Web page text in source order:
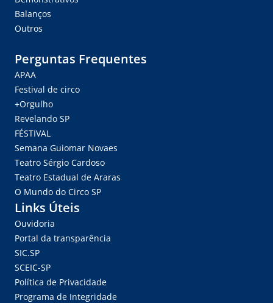
Balanços
Outros
Perguntas Frequentes
APAA
Festival de circo
+Orgulho
Revelando SP
FÉSTIVAL
Semana Guiomar Novaes
Teatro Sérgio Cardoso
Teatro Estadual de Araras
O Mundo do Circo SP
Links Úteis
Ouvidoria
Portal da transparência
SIC.SP
SCEIC-SP
Política de Privacidade
Programa de Integridade